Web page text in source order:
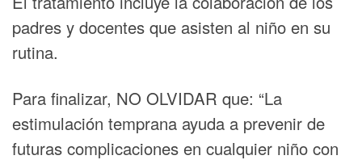
padres y docentes que asisten al niño en su
rutina.
Para finalizar, NO OLVIDAR que: “La
estimulación temprana ayuda a prevenir de
futuras complicaciones en cualquier niño con